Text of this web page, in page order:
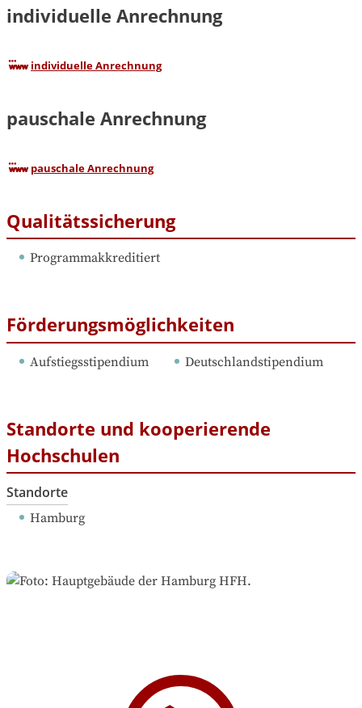
individuelle Anrechnung
individuelle Anrechnung
pauschale Anrechnung
pauschale Anrechnung
Qualitätssicherung
Programmakkreditiert
Förderungsmöglichkeiten
Aufstiegsstipendium Deutschlandstipendium
Standorte und kooperierende
Hochschulen
Standorte
Hamburg